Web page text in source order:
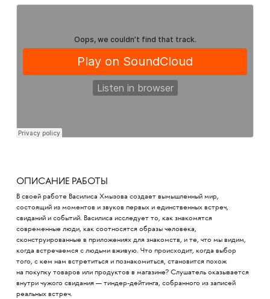
ОПИСАНИЕ РАБОТЫ
В своей работе Василиса Хмызова создает вымышленный мир,
состоящий из моментов и звуков первых и единственных встреч,
свиданий и событий. Василиса исследует то, как знакомятся
современные люди, как соотносятся образы человека,
сконструированные в приложениях для знакомств, и те, что мы видим,
когда встречаемся с людьми вживую. Что происходит, когда выбор
того, с кем нам встретиться и познакомиться, становится похож
на покупку товаров или продуктов в магазине? Слушатель оказывается
внутри чужого свидания — тиндер-дейтинга, собранного из записей
реальных встреч.